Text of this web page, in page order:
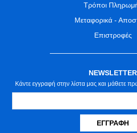
Τρόποι
Μεταφορικά -
Επιστροφές
NEWSLETTER
Κάντε εγγραφή στην λίστα μας και μάθετε
ΕΓΓΡΑΦΉ